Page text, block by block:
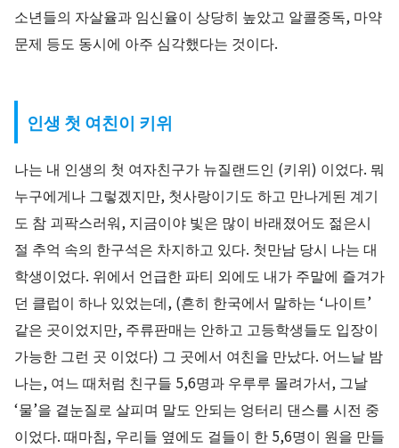
소년들의 자살율과 임신율이 상당히 높았고 알콜중독, 마약
문제 등도 동시에 아주 심각했다는 것이다.
인생 첫 여친이 키위
나는 내 인생의 첫 여자친구가 뉴질랜드인 (키위) 이었다. 뭐
누구에게나 그렇겠지만, 첫사랑이기도 하고 만나게된 계기
도 참 괴팍스러워, 지금이야 빛은 많이 바래졌어도 젊은시
절 추억 속의 한구석은 차지하고 있다. 첫만남 당시 나는 대
학생이었다. 위에서 언급한 파티 외에도 내가 주말에 즐겨가
던 클럽이 하나 있었는데, (흔히 한국에서 말하는 ‘나이트’
같은 곳이었지만, 주류판매는 안하고 고등학생들도 입장이
가능한 그런 곳 이었다) 그 곳에서 여친을 만났다. 어느날 밤
나는, 여느 때처럼 친구들 5,6명과 우루루 몰려가서, 그날
‘물’을 곁눈질로 살피며 말도 안되는 엉터리 댄스를 시전 중
이었다. 때마침, 우리들 옆에도 걸들이 한 5,6명이 원을 만들